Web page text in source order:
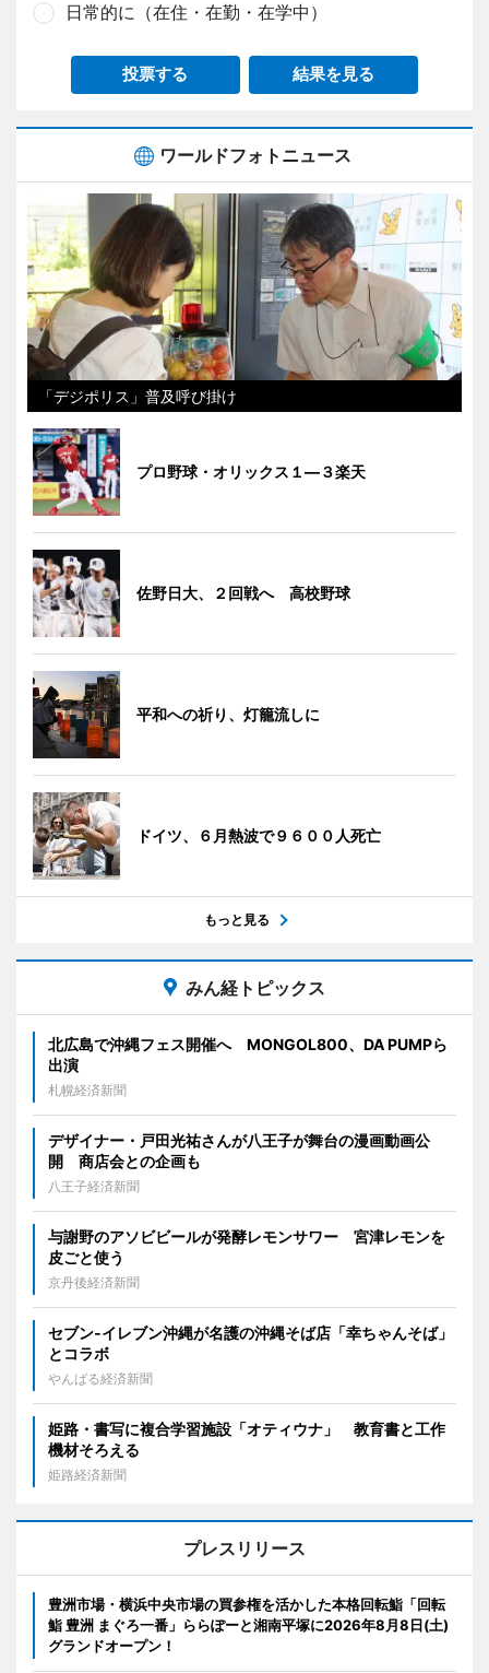
日常的に（在住・在勤・在学中）
投票する 結果を見る
ワールドフォトニュース
「デジポリス」普及呼び掛け
プロ野球・オリックス１―３楽天
佐野日大、２回戦へ 高校野球
平和への祈り、灯籠流しに
ドイツ、６月熱波で９６００人死亡
もっと見る
みん経トピックス
北広島で沖縄フェス開催へ MONGOL800、DA PUMPら
出演
札幌経済新聞
デザイナー・戸田光祐さんが八王子が舞台の漫画動画公
開 商店会との企画も
八王子経済新聞
与謝野のアソビビールが発酵レモンサワー 宮津レモンを
皮ごと使う
京丹後経済新聞
セブン‐イレブン沖縄が名護の沖縄そば店「幸ちゃんそば」
とコラボ
やんばる経済新聞
姫路・書写に複合学習施設「オティウナ」 教育書と工作
機材そろえる
姫路経済新聞
プレスリリース
豊洲市場・横浜中央市場の買参権を活かした本格回転鮨「回転
鮨 豊洲 まぐろ一番」ららぽーと湘南平塚に2026年8月8日(土)
グランドオープン！